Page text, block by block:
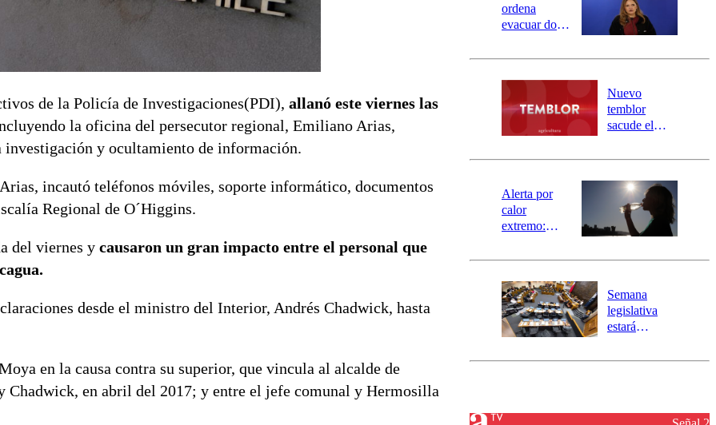
de la Policía de Investigaciones(PDI), allanó este viernes las
la oficina del persecutor regional, Emiliano Arias,
y ocultamiento de información.
incautó teléfonos móviles, soporte informático, documentos
Regional de O´Higgins.
del viernes y causaron un gran impacto entre el personal que
desde el ministro del Interior, Andrés Chadwick, hasta
en la causa contra su superior, que vincula al alcalde de
Chadwick, en abril del 2017; y entre el jefe comunal y Hermosilla
ordena
evacuar dos
Carahue por
río Damas:
activa
mensajería
SAE
Nuevo
temblor
sacude el
revisa la
epicentro
Alerta por
calor
extremo:
activa Alerta
Preventiva en
tres comunas
Semana
legislativa
estará
el fin de la
reconstrucción